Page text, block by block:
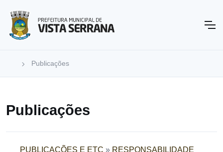
Publicações
Publicações
PUBLICAÇÕES E ETC » RESPONSABILIDADE